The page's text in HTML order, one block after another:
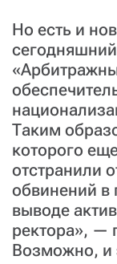
Но есть и
Таким
которого
отстранили
обвинений в
выводе
ректора», —
Возможно, и